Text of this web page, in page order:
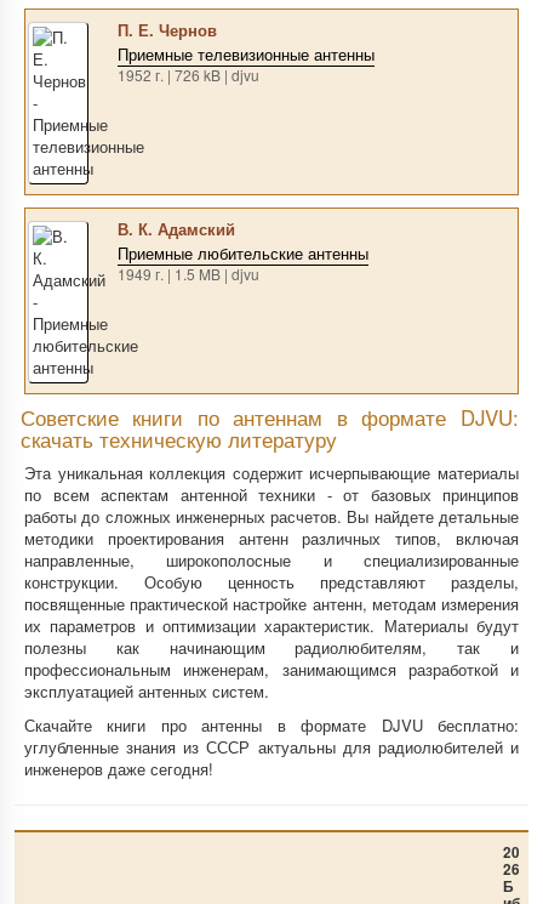
П. Е. Чернов
Приемные телевизионные антенны
1952 г. | 726 kB | djvu
В. К. Адамский
Приемные любительские антенны
1949 г. | 1.5 MB | djvu
Советские книги по антеннам в формате DJVU:
скачать техническую литературу
Эта уникальная коллекция содержит исчерпывающие материалы
по всем аспектам антенной техники - от базовых принципов
работы до сложных инженерных расчетов. Вы найдете детальные
методики проектирования антенн различных типов, включая
направленные, широкополосные и специализированные
конструкции. Особую ценность представляют разделы,
посвященные практической настройке антенн, методам измерения
их параметров и оптимизации характеристик. Материалы будут
полезны как начинающим радиолюбителям, так и
профессиональным инженерам, занимающимся разработкой и
эксплуатацией антенных систем.
Скачайте книги про антенны в формате DJVU бесплатно:
углубленные знания из СССР актуальны для радиолюбителей и
инженеров даже сегодня!
20
26
Б